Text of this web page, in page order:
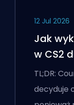
12 Jul 2026
Jak
w CS2
TL;DR:
decyduje